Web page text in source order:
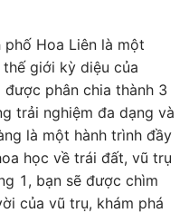
phố Hoa Liên là một
giới kỳ diệu của
phân chia thành 3
trải nghiệm đa dạng và
là một hành trình đầy
học về trái đất, vũ trụ
1, bạn sẽ được chìm
của vũ trụ, khám phá